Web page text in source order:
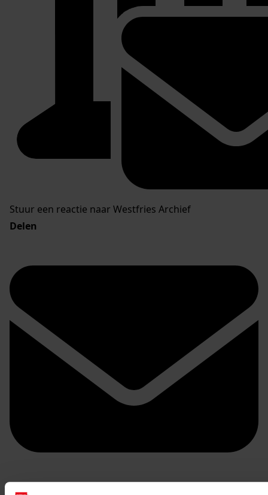
Stuur een reactie naar Westfries Archief
Delen
Doorsturen per email